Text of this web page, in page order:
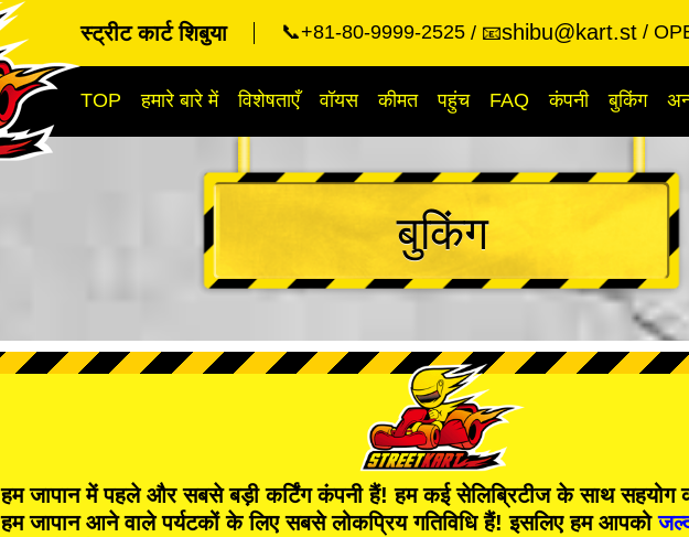
स्ट्रीट कार्ट शिबुया 📞+81-80-9999-2525 📧shibu@kart.st
TOP हमारे बारे में विशेषताएँ वॉयस कीमत पहुंच FAQ कंपनी बुकिंग
बुकिंग
हम जापान मेंपहलेऔरसबसे बड़ी कर्टिंग कंपनीहैं! हमकई सेलिब्रिटीजके साथ सहयोग
हम जापान आने वाले पर्यटकों के लिएसबसे लोकप्रिय गतिविधिहैं! इसलिए हम आपको